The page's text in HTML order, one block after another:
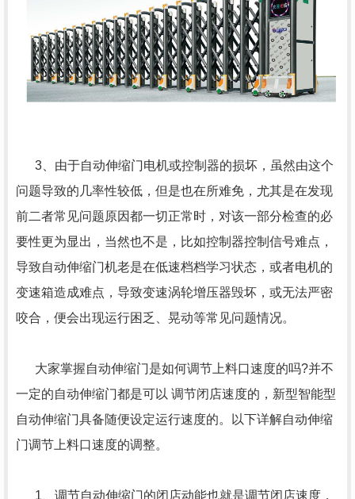
3、由于自动伸缩门电机或控制器的损坏，虽然由这个
问题导致的几率性较低，但是也在所难免，尤其是在发现
前二者常见问题原因都一切正常时，对该一部分检查的必
要性更为显出，当然也不是，比如控制器控制信号难点，
导致自动伸缩门机老是在低速档档学习状态，或者电机的
变速箱造成难点，导致变速涡轮增压器毁坏，或无法严密
咬合，便会出现运行困乏、晃动等常见问题情况。
大家掌握自动伸缩门是如何调节上料口速度的吗?并不
一定的自动伸缩门都是可以 调节闭店速度的，新型智能型
自动伸缩门具备随便设定运行速度的。以下详解自动伸缩
门调节上料口速度的调整。
1、调节自动伸缩门的闭店动能也就是调节闭店速度，